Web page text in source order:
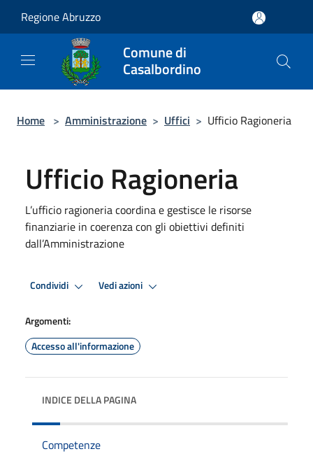
Regione Abruzzo
Comune di
Casalbordino
Home > Amministrazione > Uffici > Ufficio Ragioneria
Ufficio Ragioneria
L’ufficio ragioneria coordina e gestisce le risorse
finanziarie in coerenza con gli obiettivi definiti
dall’Amministrazione
Condividi Vedi azioni
Argomenti:
Accesso all'informazione
INDICE DELLA PAGINA
Competenze